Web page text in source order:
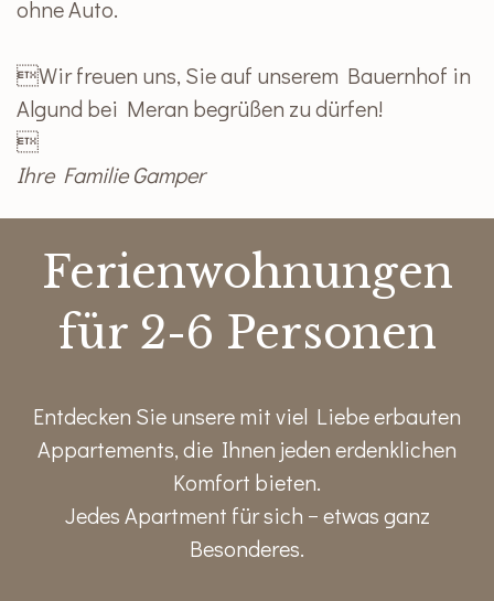
ohne Auto.
Wir freuen uns, Sie auf unserem Bauernhof in
Algund bei Meran begrüßen zu dürfen!

Ihre Familie Gamper
Ferienwohnungen
für 2-6 Personen
Entdecken Sie unsere mit viel Liebe erbauten
Appartements, die Ihnen jeden erdenklichen
Komfort bieten.
Jedes Apartment für sich − etwas ganz
Besonderes.